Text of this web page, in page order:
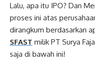
Lalu, apa itu IPO? Dan
proses ini atas
dirangkum berdasarkan
SFAST milik PT Surya
saja di bawah ini!